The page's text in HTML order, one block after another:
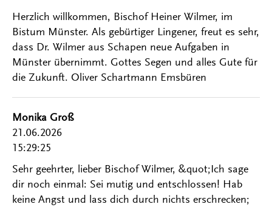
Herzlich willkommen, Bischof Heiner Wilmer, im
Bistum Münster. Als gebürtiger Lingener, freut es sehr,
dass Dr. Wilmer aus Schapen neue Aufgaben in
Münster übernimmt. Gottes Segen und alles Gute für
die Zukunft. Oliver Schartmann Emsbüren
Monika Groß
21.06.2026
15:29:25
Sehr geehrter, lieber Bischof Wilmer, &quot;Ich sage
dir noch einmal: Sei mutig und entschlossen! Hab
keine Angst und lass dich durch nichts erschrecken;